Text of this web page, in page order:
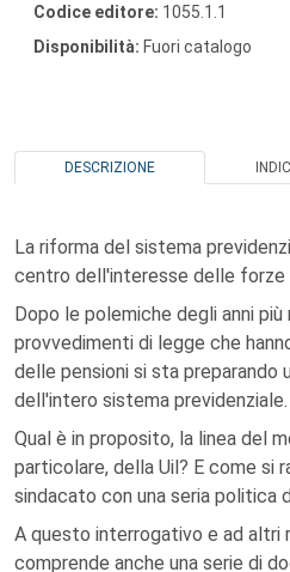
Codice editore: 1055.1.1
Disponibilità: Fuori catalogo
DESCRIZIONE
La riforma del sistema
centro dell'interesse delle forze
Dopo le polemiche degli anni
provvedimenti di legge che
delle pensioni si sta preparando
dell'intero sistema previdenziale.
Qual è in proposito, la linea del
particolare, della Uil? E come si
sindacato con una seria politica
A questo interrogativo e ad altri
comprende anche una serie di